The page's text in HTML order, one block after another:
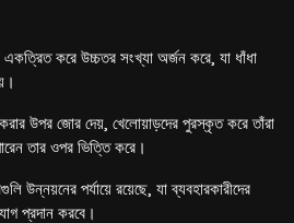
একত্রিত করে উচ্চতর সংখ্যা অর্জন করে, যা ধাঁধা
উপর জোর দেয়, খেলোয়াড়দের পুরস্কৃত করে তাঁরা
তার ওপর ভিত্তি করে।
উন্নয়নের পর্যায়ে রয়েছে, যা ব্যবহারকারীদের
প্রদান করবে।